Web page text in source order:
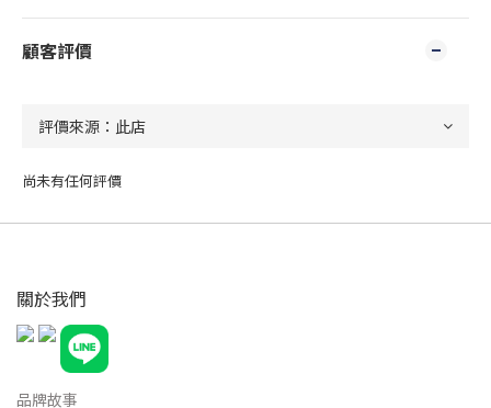
顧客評價
尚未有任何評價
關於我們
品牌故事